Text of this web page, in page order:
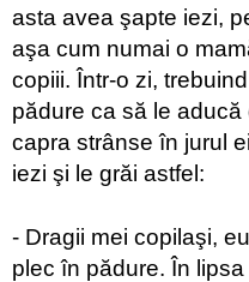
asta avea şapte iezi,
aşa cum numai o
copiii. Într-o zi,
pădure ca să le aducă
capra strânse în jurul
iezi şi le grăi astfel:
- Dragii mei copilaşi,
plec în pădure. În